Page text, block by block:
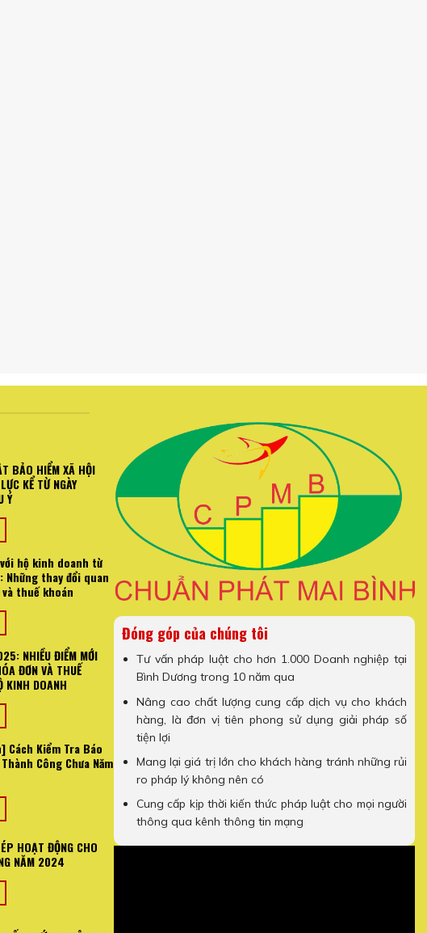
QUAN TRỌNG VỀ HÓA ĐƠN
HỘ KINH DOANH
BẢO HIỂM XÃ HỘI
KỂ TỪ NGÀY
Ý
hộ kinh doanh từ
Những thay đổi quan
thuế khoán
NHIỀU ĐIỂM MỚI
ĐƠN VÀ THUẾ
KINH DOANH
Cách Kiểm Tra Báo
Công Chưa Năm
HOẠT ĐỘNG CHO
NĂM 2024
Đóng góp của chúng tôi
Tư vấn pháp luật cho hơn 1.000 Doanh nghiệp tại
Bình Dương trong 10 năm qua
Nâng cao chất lượng cung cấp dịch vụ cho khách
hàng, là đơn vị tiên phong sử dụng giải pháp số
tiện lợi
Mang lại giá trị lớn cho khách hàng tránh những rủi
ro pháp lý không nên có
Cung cấp kịp thời kiến thức pháp luật cho mọi người
thông qua kênh thông tin mạng